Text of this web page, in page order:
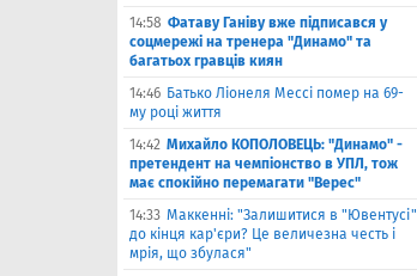
14:58 Фатаву Ганіву вже підписався у
соцмережі на тренера "Динамо" та
багатьох гравців киян
14:46 Батько Ліонеля Мессі помер на 69-
му році життя
14:42 Михайло КОПОЛОВЕЦЬ: "Динамо" -
претендент на чемпіонство в УПЛ, тож
має спокійно перемагати "Верес"
14:33 Маккенні: "Залишитися в "Ювентусі"
до кінця кар'єри? Це величезна честь і
мрія, що збулася"